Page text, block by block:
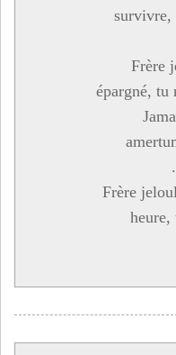
survivre,
Frère
épargné, tu
Frère
heure,